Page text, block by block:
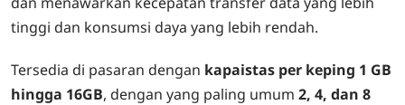
tinggi dan konsumsi daya yang lebih rendah.
Tersedia di pasaran dengan kapaistas per keping 1 GB
hingga 16GB, dengan yang paling umum 2, 4, dan 8